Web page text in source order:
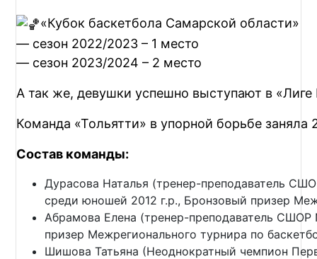
«Кубок баскетбола Самарской области»
— сезон 2022/2023 – 1 место
— сезон 2023/2024 – 2 место
А так же, девушки успешно выступают в «Лиге
Команда «Тольятти» в упорной борьбе
Состав команды:
Дурасова Наталья (тренер-преподаватель
среди юношей 2012 г.р., Бронзовый призер
Абрамова Елена (тренер-преподаватель
призер Межрегионального турнира по
Шишова Татьяна (Неоднократный чемпион